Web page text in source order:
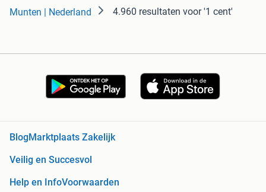
Munten | Nederland 4.960 resultaten voor '1 cent'
BlogMarktplaats Zakelijk
Veilig en Succesvol
Help en InfoVoorwaarden